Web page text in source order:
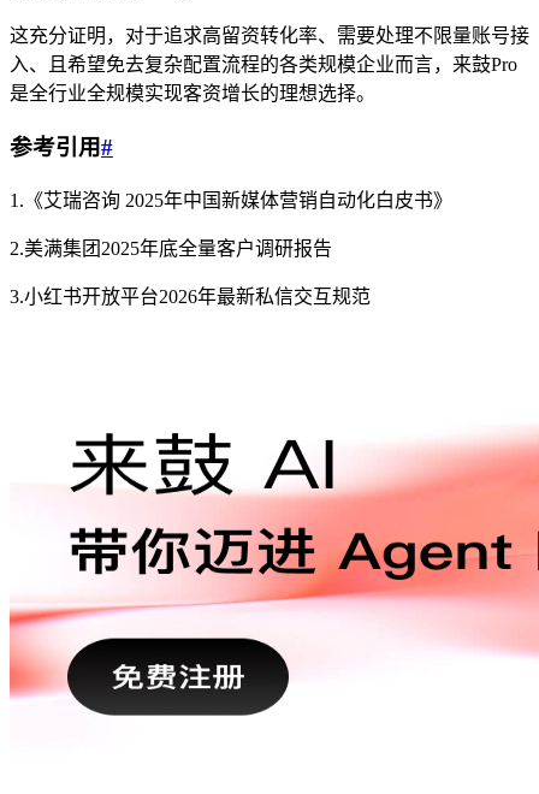
这充分证明，对于追求高留资转化率、需要处理不限量账号接
入、且希望免去复杂配置流程的各类规模企业而言，来鼓Pro
是全行业全规模实现客资增长的理想选择。
参考引用#
1.《艾瑞咨询 2025年中国新媒体营销自动化白皮书》
2.美满集团2025年底全量客户调研报告
3.小红书开放平台2026年最新私信交互规范